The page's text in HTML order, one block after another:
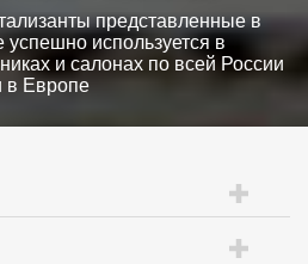
представленные в
используется в
и салонах по всей России
в Европе